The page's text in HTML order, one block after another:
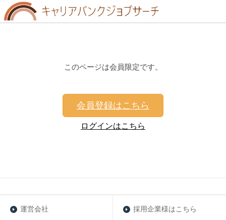
このページは会員限定です。
会員登録はこちら
ログインはこちら
運営会社 採用企業様はこちら